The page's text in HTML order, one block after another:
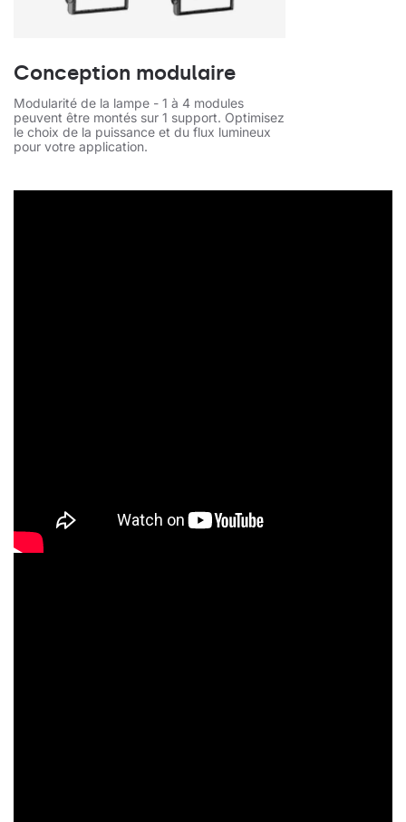
Conception modulaire
Modularité de la lampe - 1 à 4 modules
peuvent être montés sur 1 support. Optimisez
le choix de la puissance et du flux lumineux
pour votre application.